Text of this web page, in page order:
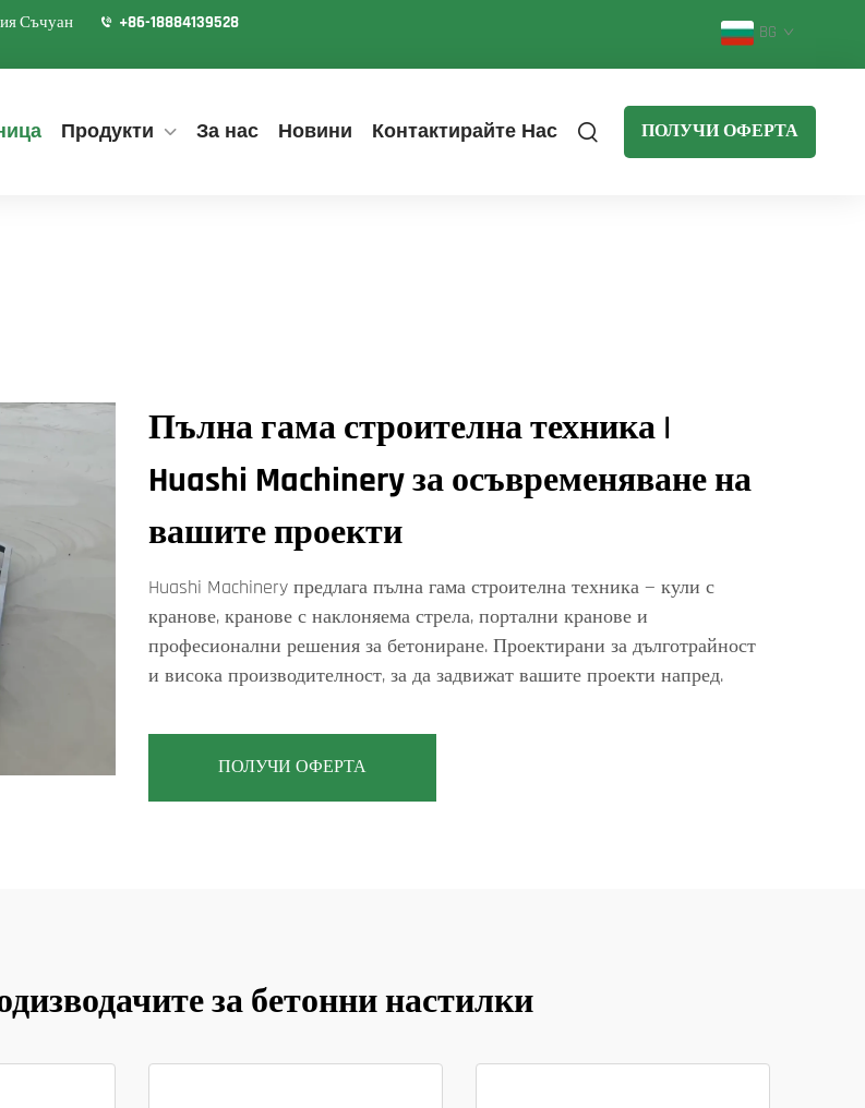
Съчуан
+86-18884139528
BG
Продукти За нас Новини Контактирайте Нас ПОЛУЧИ ОФЕРТА
Пълна гама строителна техника |
Huashi Machinery за осъвременяване на
вашите проекти
Huashi Machinery предлага пълна гама строителна техника — кули с
кранове, кранове с наклоняема стрела, портални кранове и
професионални решения за бетониране. Проектирани за дълготрайност
и висока производителност, за да задвижат вашите проекти напред.
ПОЛУЧИ ОФЕРТА
за бетонни настилки